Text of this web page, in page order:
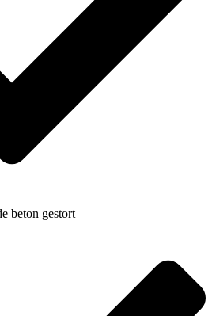
beton gestort